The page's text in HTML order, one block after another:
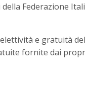
Federazione
e gratuità
fornite dai